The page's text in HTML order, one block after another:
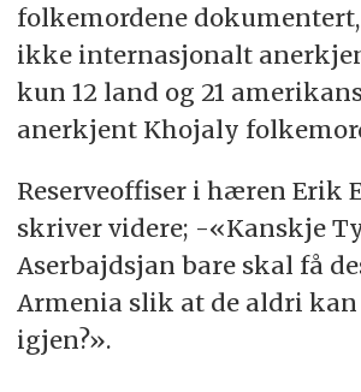
folkemordene
ikke internasjonalt
kun 12 land og 21
anerkjent Khojaly
Reserveoffiser i hæren Erik
skriver videre; -«Kanskje
Aserbajdsjan bare skal få
Armenia slik at de aldri kan
igjen?».